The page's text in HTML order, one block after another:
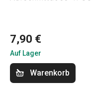
7,90 €
Auf Lager
Warenkorb